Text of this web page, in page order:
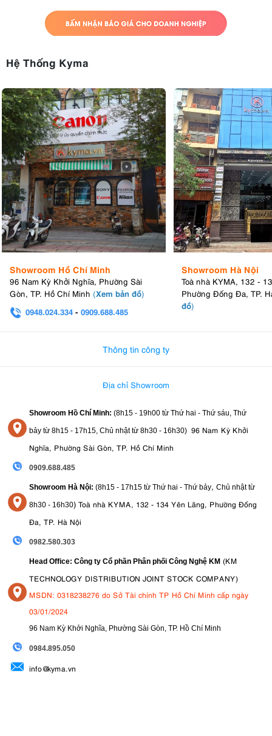
Hệ Thống Kyma
Showroom Hồ Chí Minh
96 Nam Kỳ Khởi Nghĩa, Phường Sài
Gòn, TP. Hồ Chí Minh (Xem bản đồ)
0948.024.334 - 0909.688.485
Showroom Hà Nội
Toà nhà KYMA, 132 -
Phường Đống Đa, TP.
đồ)
Thông tin công ty
Địa chỉ Showroom
Showroom Hồ Chí Minh: (8h15 - 19h00 từ Thứ hai - Thứ sáu, Thứ
bảy từ 8h15 - 17h15, Chủ nhật từ 8h30 - 16h30) 96 Nam Kỳ Khởi
Nghĩa, Phường Sài Gòn, TP. Hồ Chí Minh
0909.688.485
Showroom Hà Nội: (8h15 - 17h15 từ Thứ hai - Thứ bảy, Chủ nhật từ
8h30 - 16h30) Toà nhà KYMA, 132 - 134 Yên Lãng, Phường Đống
Đa, TP. Hà Nội
0982.580.303
Head Office: Công ty Cổ phần Phân phối Công Nghệ KM (KM
TECHNOLOGY DISTRIBUTION JOINT STOCK COMPANY)
MSDN: 0318238276 do Sở Tài chính TP Hồ Chí Minh cấp ngày
03/01/2024
96 Nam Kỳ Khởi Nghĩa, Phường Sài Gòn, TP. Hồ Chí Minh
0984.895.050
info@kyma.vn